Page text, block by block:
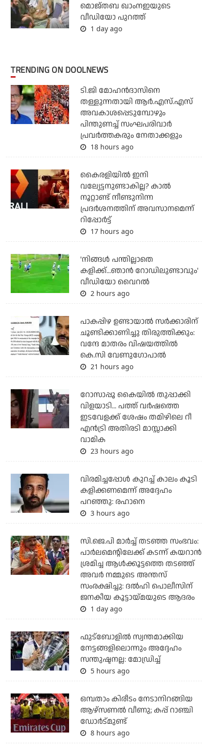
മൊജ്തബ ഖാംനഇയുടെ
വീഡിയോ പുറത്ത്
1 day ago
TRENDING ON DOOLNEWS
ടി.ജി മോഹന്‍ദാസിനെ
തള്ളുന്നതായി ആര്‍.എസ്.എസ്
അവകാശപ്പെടുമ്പോഴും
പിന്തുണച്ച് സംഘപരിവാര്‍
പ്രവര്‍ത്തകരും നേതാക്കളും
18 hours ago
കൈരളിയില്‍ ഇനി
വല്യേട്ടനുണ്ടാകില്ല? കാല്‍
നൂറ്റാണ്ട് നീണ്ടുനിന്ന
പ്രദര്‍ശനത്തിന് അവസാനമെന്ന്
റിപ്പോര്‍ട്ട്
17 hours ago
'നിങ്ങള്‍ പന്തില്ലാതെ
കളിക്ക്...ഞാന്‍ റോഡിലുണ്ടാവും'
വീഡിയോ വൈറല്‍
2 hours ago
പാകപ്പിഴ ഉണ്ടായാല്‍ സര്‍ക്കാരിന്
ചൂണ്ടിക്കാണിച്ചു തിരുത്തിക്കും:
വന്ദേ മാതരം വിഷയത്തില്‍
കെ.സി വേണുഗോപാല്‍
21 hours ago
റോസാപ്പൂ കൈയില്‍ തുപ്പാക്കി
വിളയാടി... പത്ത് വര്‍ഷത്തെ
ഇടവേളക്ക് ശേഷം തമിഴിലെ റീ
എന്‍ട്രി അതിരടി മാസ്സാക്കി
വാമിക
23 hours ago
വിരമിച്ചപ്പോള്‍ കുറച്ച് കാലം കൂടി
കളിക്കണമെന്ന് അദ്ദേഹം
പറഞ്ഞു: രഹാനെ
3 hours ago
സി.ജെ.പി മാര്‍ച്ച് തടഞ്ഞ സംഭവം:
പാര്‍ലമെന്റിലേക്ക് കടന്ന് കയറാന്‍
ശ്രമിച്ച ആള്‍ക്കൂട്ടത്തെ തടഞ്ഞ്
അവര്‍ നമ്മുടെ അന്തസ്
സംരക്ഷിച്ചു: ദല്‍ഹി പൊലീസിന്
ജനകീയ കൂട്ടായ്മയുടെ ആദരം
1 day ago
ഫുട്ബോളില്‍ സ്വന്തമാക്കിയ
നേട്ടങ്ങളിലൊന്നും അദ്ദേഹം
സന്തുഷ്ടനല്ല: മോഡ്രിച്ച്
5 hours ago
ഒമ്പതാം കിരീടം നേടാനിറങ്ങിയ
ആഴ്സണല്‍ വീണു; കപ്പ് റാഞ്ചി
ഡോര്‍ട്മുണ്ട്
8 hours ago